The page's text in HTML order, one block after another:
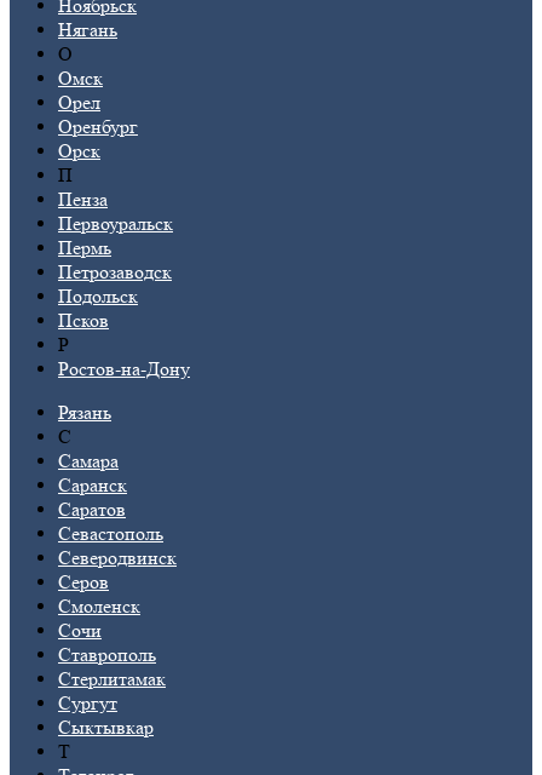
Ноябрьск
Нягань
О
Омск
Орел
Оренбург
Орск
П
Пенза
Первоуральск
Пермь
Петрозаводск
Подольск
Псков
Р
Ростов-на-Дону
Рязань
С
Самара
Саранск
Саратов
Севастополь
Северодвинск
Серов
Смоленск
Сочи
Ставрополь
Стерлитамак
Сургут
Сыктывкар
Т